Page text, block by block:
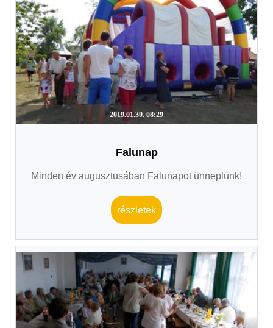
2019.01.30. 08:29
Falunap
Minden év augusztusában Falunapot ünneplünk!
részletek